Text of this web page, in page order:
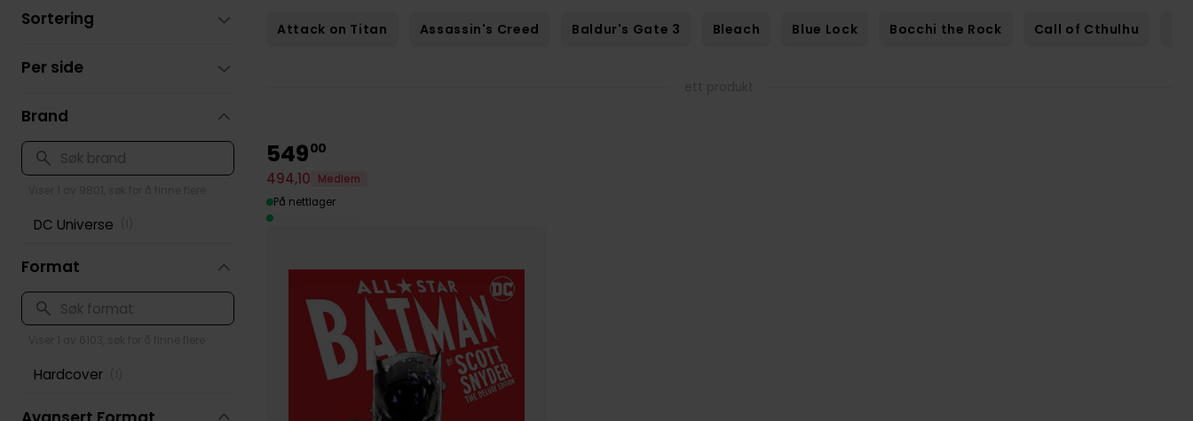
Attack on Titan Assassin's Creed Baldur's Gate 3 Bleach Blue Lock Bocchi the Rock Call of Cthulhu
54900
494,10
Medlem
På nettlager
Sortering
Per side
Brand
DC Universe
Format
Hardcover